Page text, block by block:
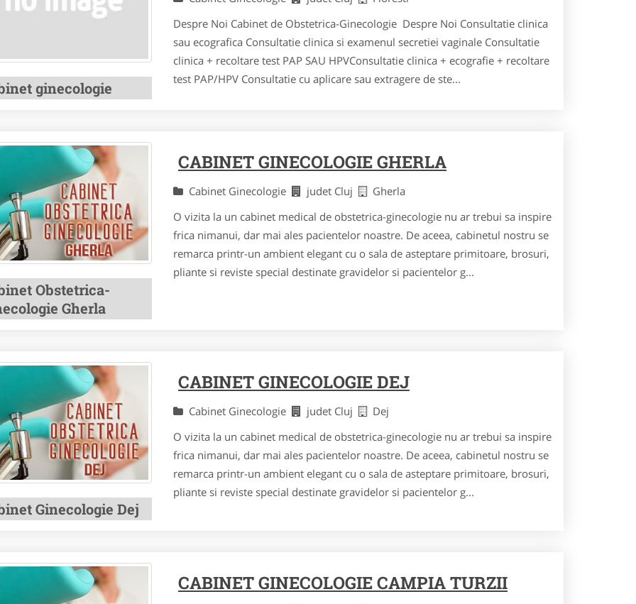
ginecologie
Despre Noi Cabinet de Obstetrica-Ginecologie Despre Noi Consultatie clinica
sau ecografica Consultatie clinica si examenul secretiei vaginale Consultatie
clinica + recoltare test PAP SAU HPVConsultatie clinica + ecografie + recoltare
test PAP/HPV Consultatie cu aplicare sau extragere de ste...
Obstetrica-
Gherla
CABINET GINECOLOGIE GHERLA
Cabinet Ginecologie judet Cluj
Gherla
O vizita la un cabinet medical de obstetrica-ginecologie nu ar trebui sa inspire
frica nimanui, dar mai ales pacientelor noastre. De aceea, cabinetul nostru se
remarca printr-un ambient elegant cu o sala de asteptare primitoare, brosuri,
pliante si reviste special destinate gravidelor si pacientelor g...
Ginecologie Dej
CABINET GINECOLOGIE DEJ
Cabinet Ginecologie judet Cluj
Dej
O vizita la un cabinet medical de obstetrica-ginecologie nu ar trebui sa inspire
frica nimanui, dar mai ales pacientelor noastre. De aceea, cabinetul nostru se
remarca printr-un ambient elegant cu o sala de asteptare primitoare, brosuri,
pliante si reviste special destinate gravidelor si pacientelor g...
CABINET GINECOLOGIE CAMPIA TURZII